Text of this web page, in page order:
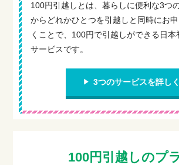
100円引越しとは、暮らしに便利な3つ
から どれかひとつを引越しと同時にお
くことで、 100円で引越しができる日本
サービスです。
3つのサービスを詳しく
100円引越しのプ